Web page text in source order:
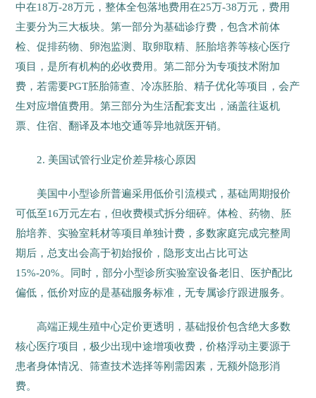
中在18万-28万元，整体全包落地费用在25万-38万元，费用
主要分为三大板块。第一部分为基础诊疗费，包含术前体
检、促排药物、卵泡监测、取卵取精、胚胎培养等核心医疗
项目，是所有机构的必收费用。第二部分为专项技术附加
费，若需要PGT胚胎筛查、冷冻胚胎、精子优化等项目，会产
生对应增值费用。第三部分为生活配套支出，涵盖往返机
票、住宿、翻译及本地交通等异地就医开销。
2. 美国试管行业定价差异核心原因
美国中小型诊所普遍采用低价引流模式，基础周期报价
可低至16万元左右，但收费模式拆分细碎。体检、药物、胚
胎培养、实验室耗材等项目单独计费，多数家庭完成完整周
期后，总支出会高于初始报价，隐形支出占比可达
15%-20%。同时，部分小型诊所实验室设备老旧、医护配比
偏低，低价对应的是基础服务标准，无专属诊疗跟进服务。
高端正规生殖中心定价更透明，基础报价包含绝大多数
核心医疗项目，极少出现中途增项收费，价格浮动主要源于
患者身体情况、筛查技术选择等刚需因素，无额外隐形消
费。